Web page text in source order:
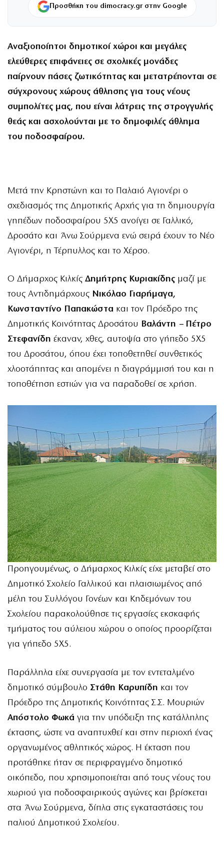
Προσθήκη του dimocracy.gr στην Google
Αναξιοποίητοι δημοτικοί χώροι και μεγάλες
ελεύθερες επιφάνειες σε σχολικές μονάδες
παίρνουν πάσες ζωτικότητας και μετατρέπονται σε
σύγχρονους χώρους άθλησης για τους νέους
συμπολίτες μας, που είναι λάτρεις της στρογγυλής
θεάς και ασχολούνται με το δημοφιλές άθλημα
του ποδοσφαίρου.
Μετά την Κρηστώνη και το Παλαιό Αγιονέρι ο
σχεδιασμός της Δημοτικής Αρχής για τη δημιουργία
γηπέδων ποδοσφαίρου 5Χ5 ανοίγει σε Γαλλικό,
Δροσάτο και Άνω Σούρμενα ενώ σειρά έχουν το Νέο
Αγιονέρι, η Τέρπυλλος και το Χέρσο.
Ο Δήμαρχος Κιλκίς Δημήτρης Κυριακίδης μαζί με
τους Αντιδημάρχους Νικόλαο Γιαρήμαγα,
Κωνσταντίνο Παπακώστα και τον Πρόεδρο της
Δημοτικής Κοινότητας Δροσάτου Βαλάντη – Πέτρο
Στεφανίδη έκαναν, χθες, αυτοψία στο γήπεδο 5Χ5
του Δροσάτου, όπου έχει τοποθετηθεί συνθετικός
χλοοτάπητας και απομένει η διαγράμμισή του και η
τοποθέτηση εστιών για να παραδοθεί σε χρήση.
Προηγουμένως, ο Δήμαρχος Κιλκίς είχε μεταβεί στο
Δημοτικό Σχολείο Γαλλικού και πλαισιωμένος από
μέλη του Συλλόγου Γονέων και Κηδεμόνων του
Σχολείου παρακολούθησε τις εργασίες εκσκαφής
τμήματος του αύλειου χώρου ο οποίος προορίζεται
για γήπεδο 5Χ5.
Παράλληλα είχε συνεργασία με τον εντεταλμένο
δημοτικό σύμβουλο Στάθη Καρυπίδη και τον
Πρόεδρο της Δημοτικής Κοινότητας Σ.Σ. Μουριών
Απόστολο Φωκά για την υπόδειξη της κατάλληλης
έκτασης, ώστε να αναπτυχθεί και στην περιοχή ένας
οργανωμένος αθλητικός χώρος. Η έκταση που
προτάθηκε ήταν σε περιφραγμένο δημοτικό
οικόπεδο, που χρησιμοποιείται από τους νέους του
χωριού για ποδοσφαιρικούς αγώνες και βρίσκεται
στα Άνω Σούρμενα, δίπλα στις εγκαταστάσεις του
παλιού Δημοτικού Σχολείου.